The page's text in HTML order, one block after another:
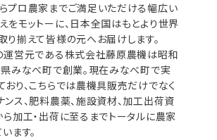
プロ農家までご満足いただける幅広い
をモットーに、日本全国はもとより世界
り揃えて皆様の元へお届けします。
運営元である株式会社藤原農機は昭和
みなべ町で創業。現在みなべ町で実
おり、こちらでは農機具販売だけでなく
ンス、肥料農薬、施設資材、加工出荷資
ら加工・出荷に至るまでトータルに農家
ます。